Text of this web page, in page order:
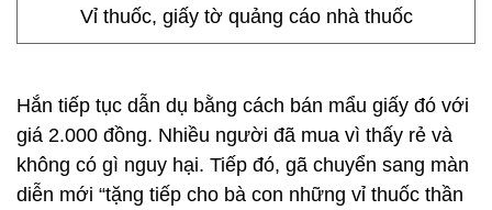
Vỉ thuốc, giấy tờ quảng cáo nhà thuốc
Hắn tiếp tục dẫn dụ bằng cách bán mẩu giấy đó với
giá 2.000 đồng. Nhiều người đã mua vì thấy rẻ và
không có gì nguy hại. Tiếp đó, gã chuyển sang màn
diễn mới “tặng tiếp cho bà con những vỉ thuốc thần